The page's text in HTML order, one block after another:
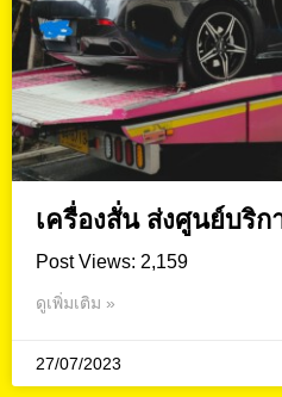
เครื่องสั่น ส่งศูนย์บริก
Post Views: 2,159
ดูเพิ่มเติม »
27/07/2023